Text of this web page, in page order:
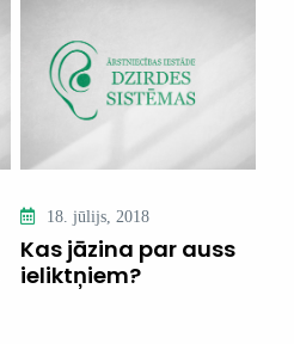
18. jūlijs, 2018
Kas jāzina par auss
ieliktņiem?